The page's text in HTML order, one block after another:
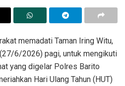
memadati Taman Iring Witu,
6/2026) pagi, untuk mengikuti
yang digelar Polres Barito
Hari Ulang Tahun (HUT)